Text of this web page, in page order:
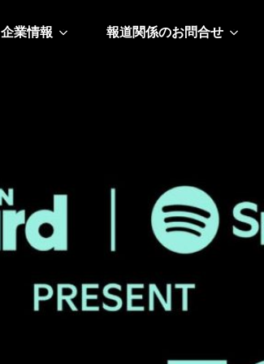
企業情報 報道関係のお問合せ